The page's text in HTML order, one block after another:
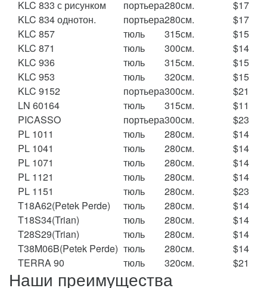
KLC 833 с рисунком
портьера280см.
$17
KLC 834 однотон.
портьера280см.
$17
KLC 857
тюль 315см.
$15
KLC 871
тюль 300см.
$14
KLC 936
тюль 315см.
$15
KLC 953
тюль 320см.
$15
KLC 9152
портьера300см.
$21
LN 60164
тюль 315см.
$11
PICASSO
портьера300см.
$23
PL 1011
тюль 280см.
$14
PL 1041
тюль 280см.
$14
PL 1071
тюль 280см.
$14
PL 1121
тюль 280см.
$14
PL 1151
тюль 280см.
$23
T18A62(Petek Perde)
тюль 280см.
$14
T18S34(Trian)
тюль 280см.
$14
T28S29(Trian)
тюль 280см.
$14
T38M06B(Petek Perde) тюль 280см.
$14
TERRA 90
тюль 320cм. $21
Наши преимущества